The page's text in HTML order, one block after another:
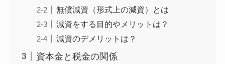
無償減資（形式上の減資）とは
減資をする目的やメリットは？
減資のデメリットは？
資本金と税金の関係